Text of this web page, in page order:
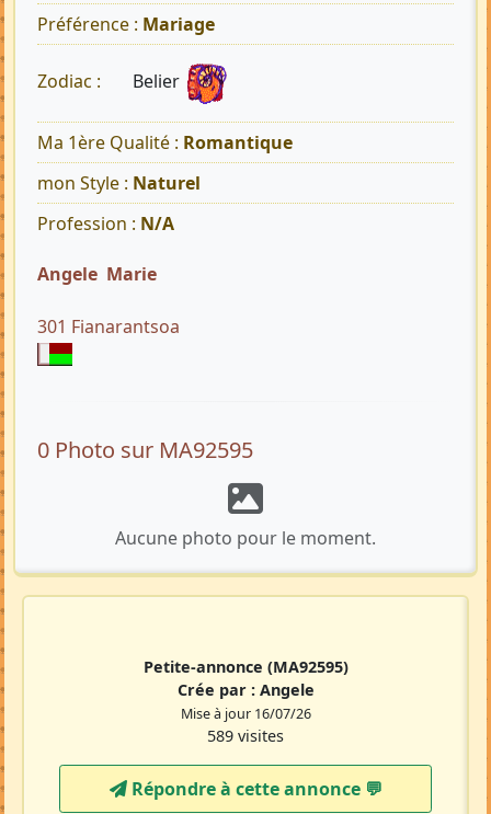
Préférence : Mariage
Zodiac : Belier
Ma 1ère Qualité : Romantique
mon Style : Naturel
Profession : N/A
Angele Marie
301 Fianarantsoa
0 Photo sur MA92595
Aucune photo pour le moment.
Petite-annonce (MA92595)
Crée par : Angele
Mise à jour 16/07/26
589 visites
Répondre à cette annonce 💬​